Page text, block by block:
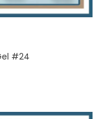
#24